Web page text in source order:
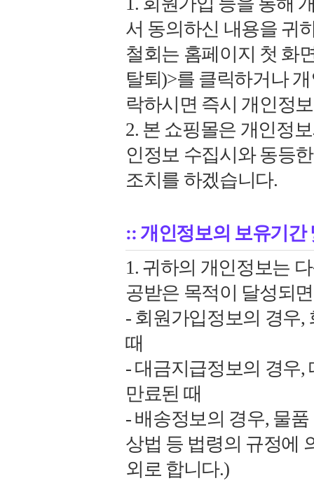
서 동의하신 내용을 귀
철회는 홈페이지 첫 화
탈퇴)>를 클릭하거나
락하시면 즉시 개인정
2. 본 쇼핑몰은 개인정
인정보 수집시와 동등
조치를 하겠습니다.
:: 개인정보의 보유기간
1. 귀하의 개인정보는
공받은 목적이 달성되
- 회원가입정보의 경우,
때
- 대금지급정보의 경우,
만료된 때
- 배송정보의 경우, 물
상법 등 법령의 규정에
외로 합니다.)